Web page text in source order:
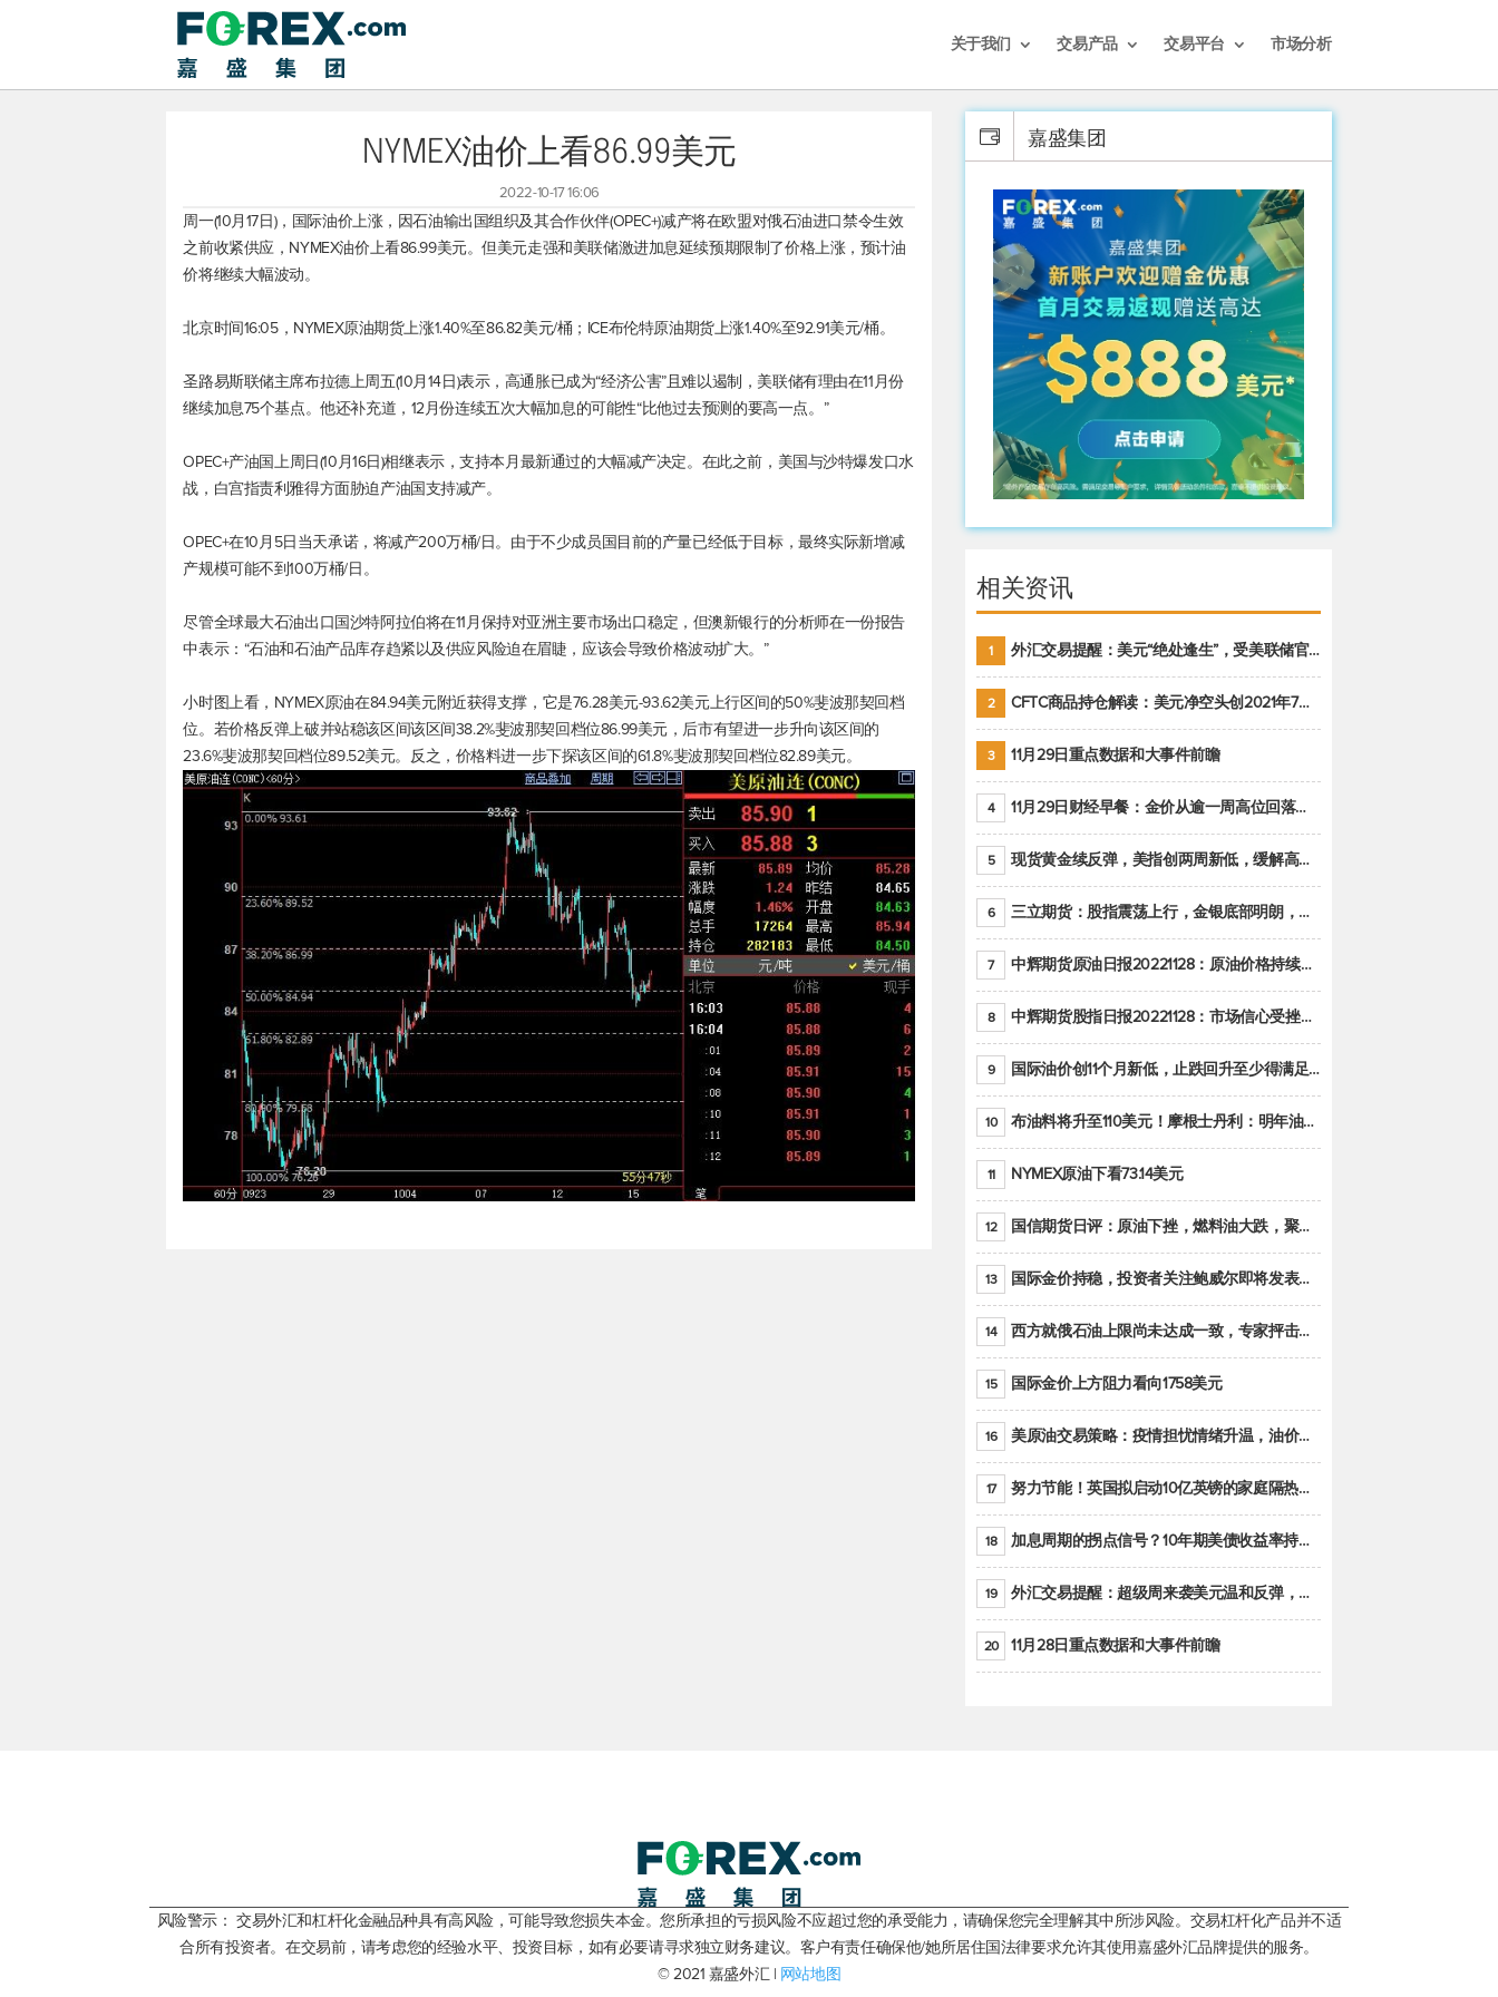
关于我们 交易产品 交易平台 市场分析
NYMEX油价上看86.99美元
2022-10-17 16:06
周一(10月17日)，国际油价上涨，因石油输出国组织及其合作伙伴(OPEC+)减产将在欧盟对俄石油进口禁令生效
之前收紧供应，NYMEX油价上看86.99美元。但美元走强和美联储激进加息延续预期限制了价格上涨，预计油
价将继续大幅波动。
北京时间16:05，NYMEX原油期货上涨1.40%至86.82美元/桶；ICE布伦特原油期货上涨1.40%至92.91美元/桶。
圣路易斯联储主席布拉德上周五(10月14日)表示，高通胀已成为“经济公害”且难以遏制，美联储有理由在11月份
继续加息75个基点。他还补充道，12月份连续五次大幅加息的可能性“比他过去预测的要高一点。”
OPEC+产油国上周日(10月16日)相继表示，支持本月最新通过的大幅减产决定。在此之前，美国与沙特爆发口水
战，白宫指责利雅得方面胁迫产油国支持减产。
OPEC+在10月5日当天承诺，将减产200万桶/日。由于不少成员国目前的产量已经低于目标，最终实际新增减
产规模可能不到100万桶/日。
尽管全球最大石油出口国沙特阿拉伯将在11月保持对亚洲主要市场出口稳定，但澳新银行的分析师在一份报告
中表示：“石油和石油产品库存趋紧以及供应风险迫在眉睫，应该会导致价格波动扩大。”
小时图上看，NYMEX原油在84.94美元附近获得支撑，它是76.28美元-93.62美元上行区间的50%斐波那契回档
位。若价格反弹上破并站稳该区间该区间38.2%斐波那契回档位86.99美元，后市有望进一步升向该区间的
23.6%斐波那契回档位89.52美元。反之，价格料进一步下探该区间的61.8%斐波那契回档位82.89美元。
嘉盛集团
相关资讯
1 外汇交易提醒：美元“绝处逢生”，受美联储官员鹰派讲话支撑
2 CFTC商品持仓解读：美元净空头创2021年7月以来最大，黄金期货投机性净多头头寸减少
3 11月29日重点数据和大事件前瞻
4 11月29日财经早餐：金价从逾一周高位回落，美联储官员重申鹰派立场推动美元回升
5 现货黄金续反弹，美指创两周新低，缓解高通胀美国须治本
6 三立期货：股指震荡上行，金银底部明朗，原油偏弱走势(20221128收评)
7 中辉期货原油日报20221128：原油价格持续下降，市场关注OPEC+新一轮产能政策
8 中辉期货股指日报20221128：市场信心受挫，股指全线回调
9 国际油价创11个月新低，止跌回升至少得满足二大条件之一
10 布油料将升至110美元！摩根士丹利：明年油市面临七大不确定性
11 NYMEX原油下看73.14美元
12 国信期货日评：原油下挫，燃料油大跌，聚烯烃谨慎回调
13 国际金价持稳，投资者关注鲍威尔即将发表的讲话
14 西方就俄石油上限尚未达成一致，专家抨击限价是无用功
15 国际金价上方阻力看向1758美元
16 美原油交易策略：疫情担忧情绪升温，油价跌创年内新低
17 努力节能！英国拟启动10亿英镑的家庭隔热工程 减少能源消耗
18 加息周期的拐点信号？10年期美债收益率持续低于联邦基金利率目标区间
19 外汇交易提醒：超级周来袭美元温和反弹，警惕筑底可能性
20 11月28日重点数据和大事件前瞻
风险警示： 交易外汇和杠杆化金融品种具有高风险，可能导致您损失本金。您所承担的亏损风险不应超过您的承受能力，请确保您完全理解其中所涉风险。交易杠杆化产品并不适
合所有投资者。在交易前，请考虑您的经验水平、投资目标，如有必要请寻求独立财务建议。客户有责任确保他/她所居住国法律要求允许其使用嘉盛外汇品牌提供的服务。
© 2021 嘉盛外汇 | 网站地图